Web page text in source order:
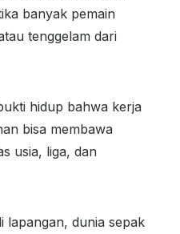
banyak pemain
tenggelam dari
hidup bahwa kerja
bisa membawa
usia, liga, dan
lapangan, dunia sepak